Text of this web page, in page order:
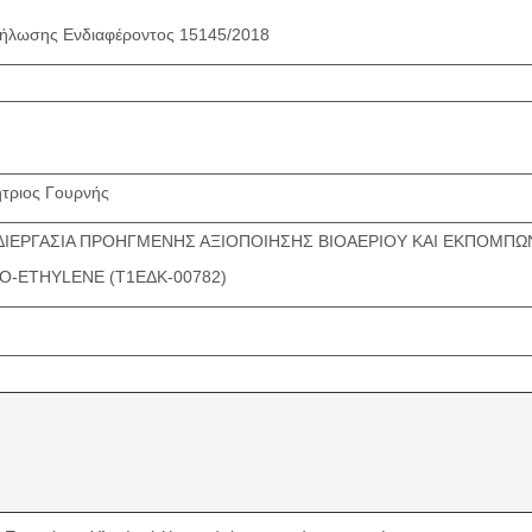
Ενδιαφέροντος 15145/2018
Γουρνής
ΠΡΟΗΓΜΕΝΗΣ ΑΞΙΟΠΟΙΗΣΗΣ ΒΙΟΑΕΡΙΟΥ ΚΑΙ
ETHYLENE (Τ1ΕΔΚ-00782)